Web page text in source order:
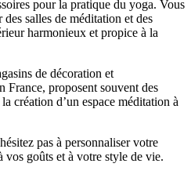
pour la pratique du yoga. Vous
salles de méditation et des
harmonieux et propice à la
de décoration et
France, proposent souvent des
création d’un espace méditation à
pas à personnaliser votre
vos goûts et à votre style de vie.